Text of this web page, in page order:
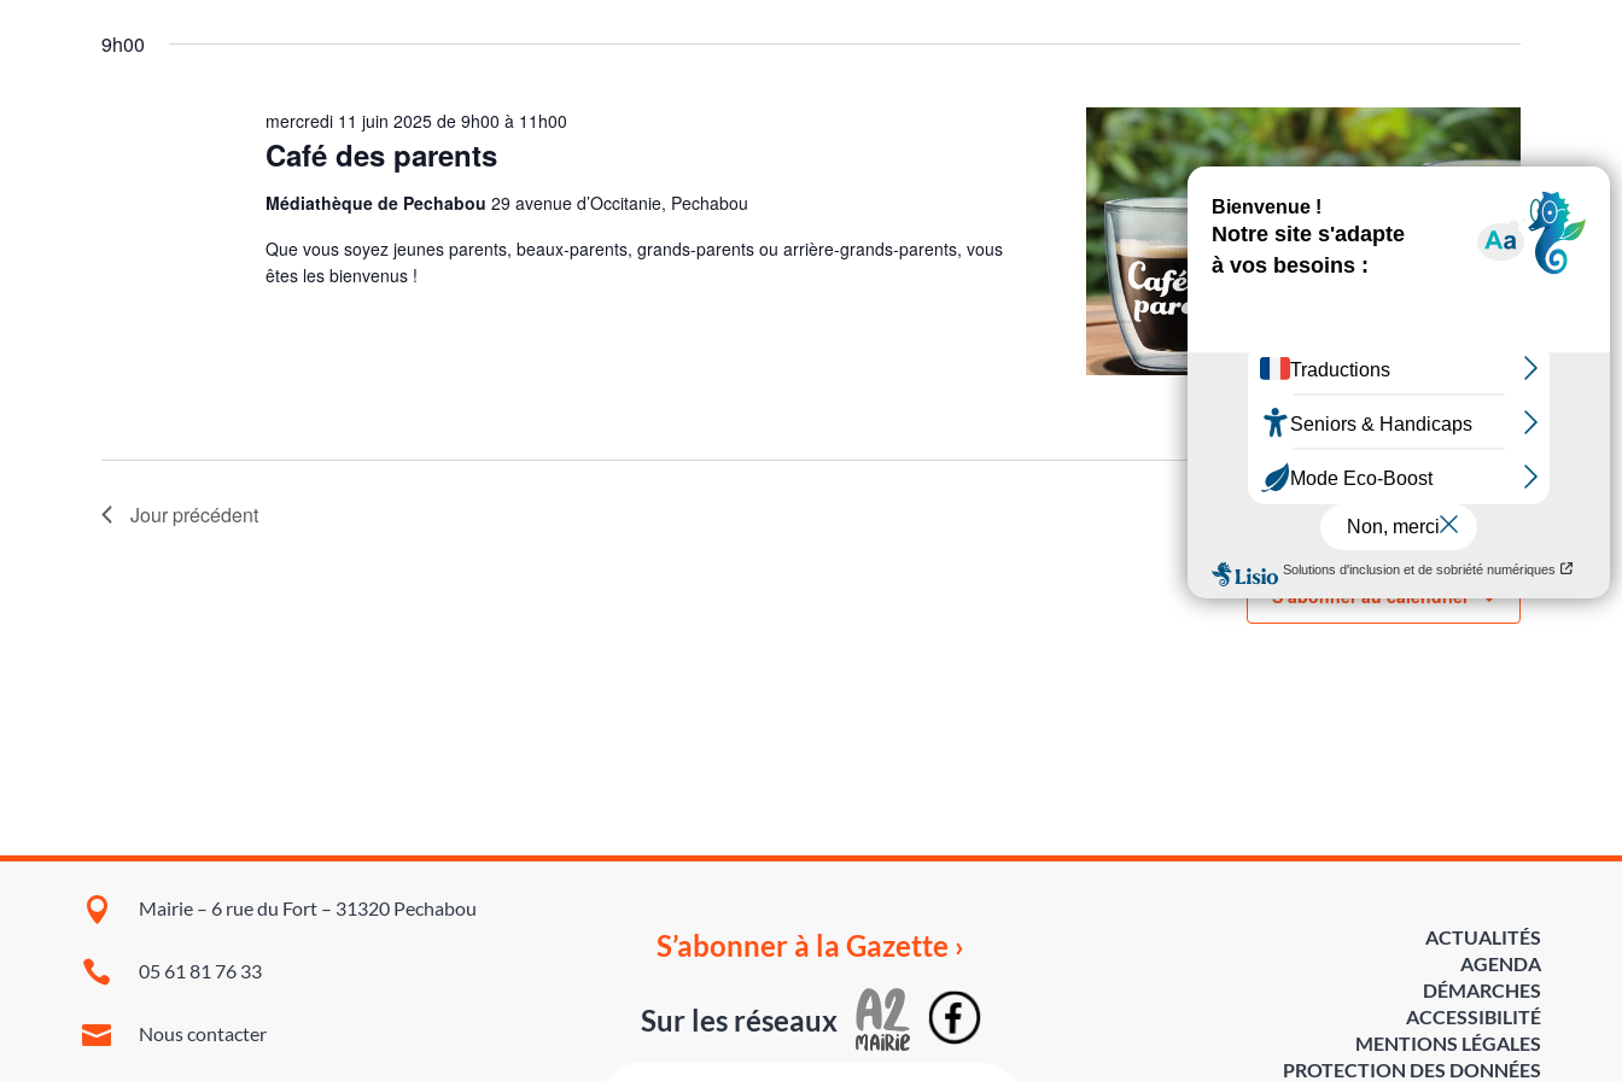
clé.
9h00
Café des parents
mercredi 11 juin 2025 de 9h00 à 11h00
Médiathèque de Pechabou 29 avenue d’Occitanie, Pechabou
Que vous soyez jeunes parents, beaux-parents, grands-parents ou arrière-grands-parents, vous
êtes les bienvenus !
Jour précédent Jour suivant
S’abonner au calendrier
 Mairie – 6 rue du Fort – 31320 Pechabou
 05 61 81 76 33
 Nous contacter
S’abonner à la Gazette ›
Sur les réseaux
ACTUALITÉS
AGENDA
DÉMARCHES
ACCESSIBILITÉ
MENTIONS LÉGALES
PROTECTION DES DONNÉES